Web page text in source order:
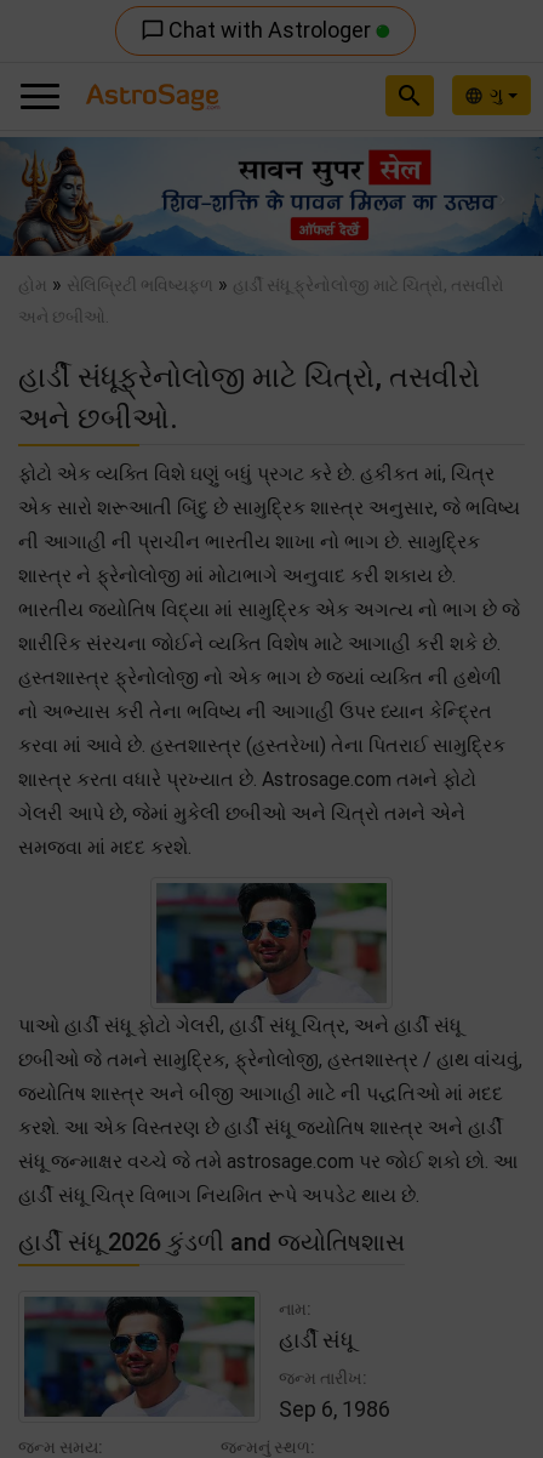
chat_bubble_outline Chat with Astrologer
language ગુ
search
Previous
હોમ » સેલિબ્રિટી ભવિષ્યફળ » હાર્ડી સંધૂ ફ્રેનોલોજી માટે ચિત્રો, તસવીરો
અને છબીઓ.
હાર્ડી સંધૂફ્રેનોલોજી માટે ચિત્રો, તસવીરો
અને છબીઓ.
ફોટો એક વ્યક્તિ વિશે ઘણું બધું પ્રગટ કરે છે. હકીકત માં, ચિત્ર
એક સારો શરૂઆતી બિંદુ છે સામુદ્રિક શાસ્ત્ર અનુસાર, જે ભવિષ્ય
ની આગાહી ની પ્રાચીન ભારતીય શાખા નો ભાગ છે. સામુદ્રિક
શાસ્ત્ર ને ફ્રેનોલોજી માં મોટાભાગે અનુવાદ કરી શકાય છે.
ભારતીય જ્યોતિષ વિદ્યા માં સામુદ્રિક એક અગત્ય નો ભાગ છે જે
શારીરિક સંરચના જોઈને વ્યક્તિ વિશેષ માટે આગાહી કરી શકે છે.
હસ્તશાસ્ત્ર ફ્રેનોલોજી નો એક ભાગ છે જ્યાં વ્યક્તિ ની હથેળી
નો અભ્યાસ કરી તેના ભવિષ્ય ની આગાહી ઉપર ધ્યાન કેન્દ્રિત
કરવા માં આવે છે. હસ્તશાસ્ત્ર (હસ્તરેખા) તેના પિતરાઈ સામુદ્રિક
શાસ્ત્ર કરતા વધારે પ્રખ્યાત છે. Astrosage.com તમને ફોટો
ગેલરી આપે છે, જેમાં મુકેલી છબીઓ અને ચિત્રો તમને એને
સમજવા માં મદદ કરશે.
પાઓ હાર્ડી સંધૂ ફોટો ગેલરી, હાર્ડી સંધૂ ચિત્ર, અને હાર્ડી સંધૂ
છબીઓ જે તમને સામુદ્રિક, ફ્રેનોલોજી, હસ્તશાસ્ત્ર / હાથ વાંચવું,
જ્યોતિષ શાસ્ત્ર અને બીજી આગાહી માટે ની પદ્ધતિઓ માં મદદ
કરશે. આ એક વિસ્તરણ છે હાર્ડી સંધૂ જ્યોતિષ શાસ્ત્ર અને હાર્ડી
સંધૂ જન્માક્ષર વચ્ચે જે તમે astrosage.com પર જોઈ શકો છો. આ
હાર્ડી સંધૂ ચિત્ર વિભાગ નિયમિત રૂપે અપડેટ થાય છે.
હાર્ડી સંધૂ 2026 કુંડળી and જ્યોતિષશાસ
નામ:
હાર્ડી સંધૂ
જન્મ તારીખ:
Sep 6, 1986
જન્મ સમય: જન્મનું સ્થળ: